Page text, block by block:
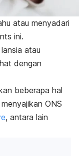
atau menyadari
ini.
atau
dengan
beberapa hal
ONS
, antara lain